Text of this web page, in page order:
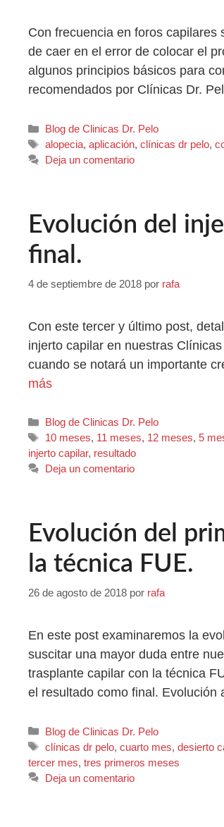
Con frecuencia en foros
de caer en el error de colocar el
algunos principios básicos para
recomendados por Clínicas Dr.
Blog de Clinicas Dr. Pelo
alopecia,aplicación,clínicas dr pelo,
Deja un comentario
Evolución del
final.
4 de septiembre de 2018 por rafa
Con este tercer y último post,
injerto capilar en nuestras
cuando se notará un importante
más
Blog de Clinicas Dr. Pelo
10 meses, 11 meses, 12 meses,5
injerto capilar, resultado
Deja un comentario
Evolución del
la técnica FUE.
26 de agosto de 2018 por rafa
En este post examinaremos la
suscitar una mayor duda entre
trasplante capilar con la técnica
el resultado como final. Evolución
Blog de Clinicas Dr. Pelo
clínicas dr pelo,cuarto mes,desierto
tercer mes, tres primeros meses
Deja un comentario